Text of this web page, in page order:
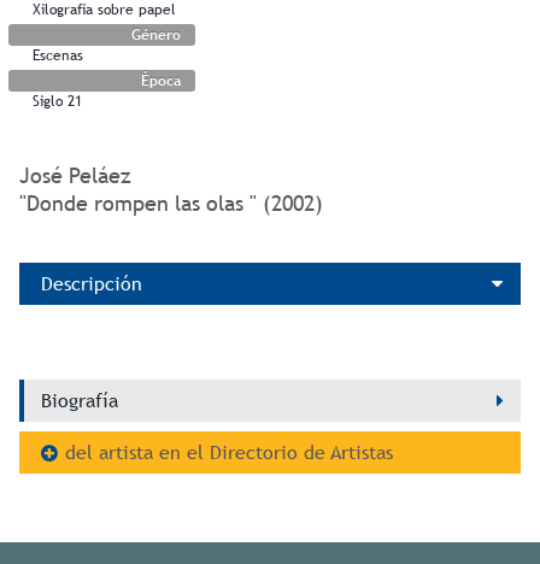
Xilografía sobre papel
Género
Escenas
Época
Siglo 21
José Peláez
"Donde rompen las olas " (2002)
Descripción
Biografía
del artista en el Directorio de Artistas